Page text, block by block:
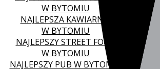
W BYTOMIU
NAJLEPSZA KAWIARNIA
W BYTOMIU
NAJLEPSZY STREET FOOD
W BYTOMIU
NAJLEPSZY PUB W BYTOMIU